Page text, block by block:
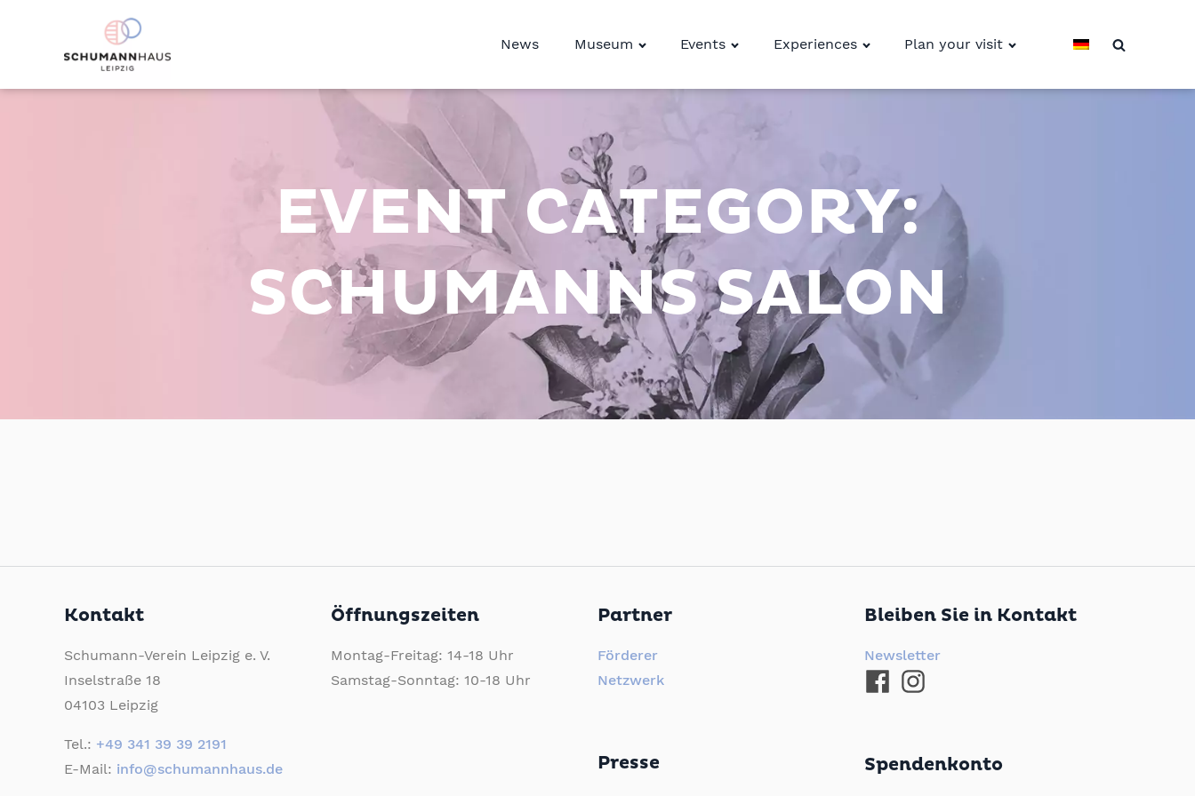
News Museum Events Experiences Plan your visit
EVENT CATEGORY:
SCHUMANNS SALON
Kontakt
Schumann-Verein Leipzig e. V.
Inselstraße 18
04103 Leipzig
Tel.: +49 341 39 39 2191
E-Mail: info@schumannhaus.de
Öffnungszeiten
Montag-Freitag: 14-18 Uhr
Samstag-Sonntag: 10-18 Uhr
Partner
Förderer
Netzwerk
Presse
Bleiben Sie in Kontakt
Newsletter
Spendenkonto